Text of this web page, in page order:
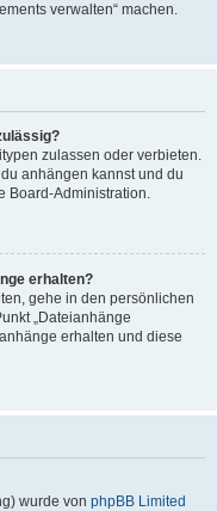
verwalten“ machen.
zulassen oder verbieten.
anhängen kannst und du
Board-Administration.
erhalten?
gehe in den persönlichen
„Dateianhänge
erhalten und diese
wurde von phpBB Limited